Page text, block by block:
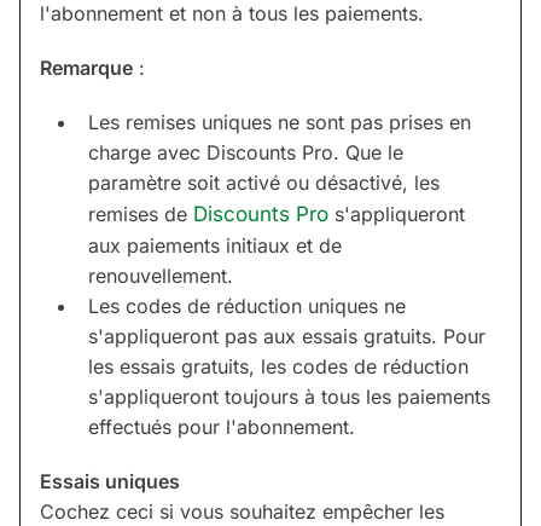
l'abonnement et non à tous les paiements.
Remarque :
Les remises uniques ne sont pas prises en
charge avec Discounts Pro. Que le
paramètre soit activé ou désactivé, les
remises de Discounts Pro s'appliqueront
aux paiements initiaux et de
renouvellement.
Les codes de réduction uniques ne
s'appliqueront pas aux essais gratuits. Pour
les essais gratuits, les codes de réduction
s'appliqueront toujours à tous les paiements
effectués pour l'abonnement.
Essais uniques
Cochez ceci si vous souhaitez empêcher les